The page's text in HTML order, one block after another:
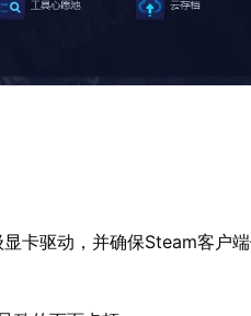
卡驱动，并确保Steam客户